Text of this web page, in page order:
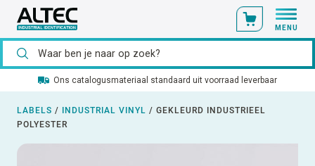
MENU
Ons catalogusmateriaal standaard uit voorraad leverbaar
LABELS / INDUSTRIAL VINYL / GEKLEURD INDUSTRIEEL
POLYESTER